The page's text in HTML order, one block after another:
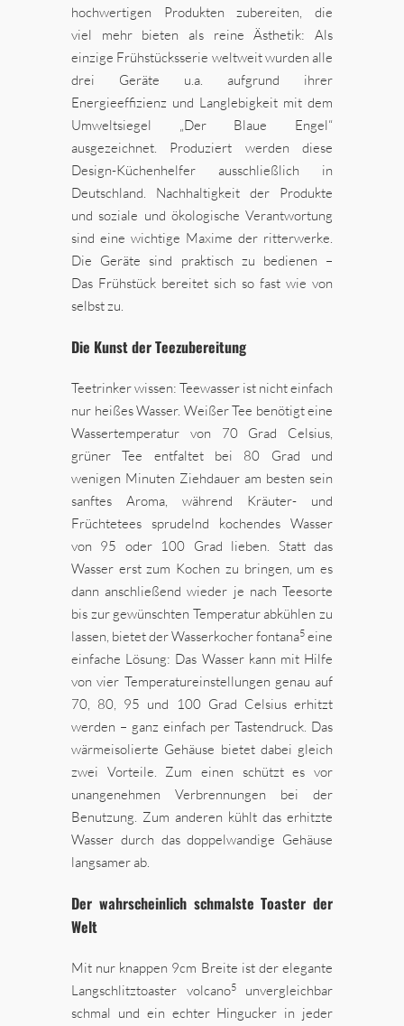
hochwertigen Produkten zubereiten, die
viel mehr bieten als reine Ästhetik: Als
einzige Frühstücksserie weltweit wurden alle
drei Geräte u.a. aufgrund ihrer
Energieeffizienz und Langlebigkeit mit dem
Umweltsiegel „Der Blaue Engel“
ausgezeichnet. Produziert werden diese
Design-Küchenhelfer ausschließlich in
Deutschland. Nachhaltigkeit der Produkte
und soziale und ökologische Verantwortung
sind eine wichtige Maxime der ritterwerke.
Die Geräte sind praktisch zu bedienen –
Das Frühstück bereitet sich so fast wie von
selbst zu.
Die Kunst der Teezubereitung
Teetrinker wissen: Teewasser ist nicht einfach
nur heißes Wasser. Weißer Tee benötigt eine
Wassertemperatur von 70 Grad Celsius,
grüner Tee entfaltet bei 80 Grad und
wenigen Minuten Ziehdauer am besten sein
sanftes Aroma, während Kräuter- und
Früchtetees sprudelnd kochendes Wasser
von 95 oder 100 Grad lieben. Statt das
Wasser erst zum Kochen zu bringen, um es
dann anschließend wieder je nach Teesorte
bis zur gewünschten Temperatur abkühlen zu
lassen, bietet der Wasserkocher fontana5 eine
einfache Lösung: Das Wasser kann mit Hilfe
von vier Temperatureinstellungen genau auf
70, 80, 95 und 100 Grad Celsius erhitzt
werden – ganz einfach per Tastendruck. Das
wärmeisolierte Gehäuse bietet dabei gleich
zwei Vorteile. Zum einen schützt es vor
unangenehmen Verbrennungen bei der
Benutzung. Zum anderen kühlt das erhitzte
Wasser durch das doppelwandige Gehäuse
langsamer ab.
Der wahrscheinlich schmalste Toaster der
Welt
Mit nur knappen 9cm Breite ist der elegante
Langschlitztoaster volcano5unvergleichbar
schmal und ein echter Hingucker in jeder